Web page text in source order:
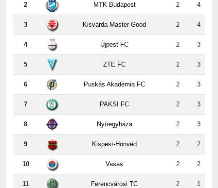
3 Kisvárda Master Good 2 4
4 Újpest FC 2 3
5 ZTE FC 2 3
6 Puskás Akadémia FC 2 3
7 PAKSI FC 2 3
8 Nyíregyháza 2 3
9 Kispest-Honvéd 2 2
10 Vasas 2 2
11 Ferencvárosi TC 2 1
12 DVSC 2 0